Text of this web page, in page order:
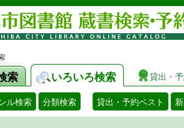
索 いろいろ検索 貸出・
ル検索 分類検索 貸出・予約ベスト